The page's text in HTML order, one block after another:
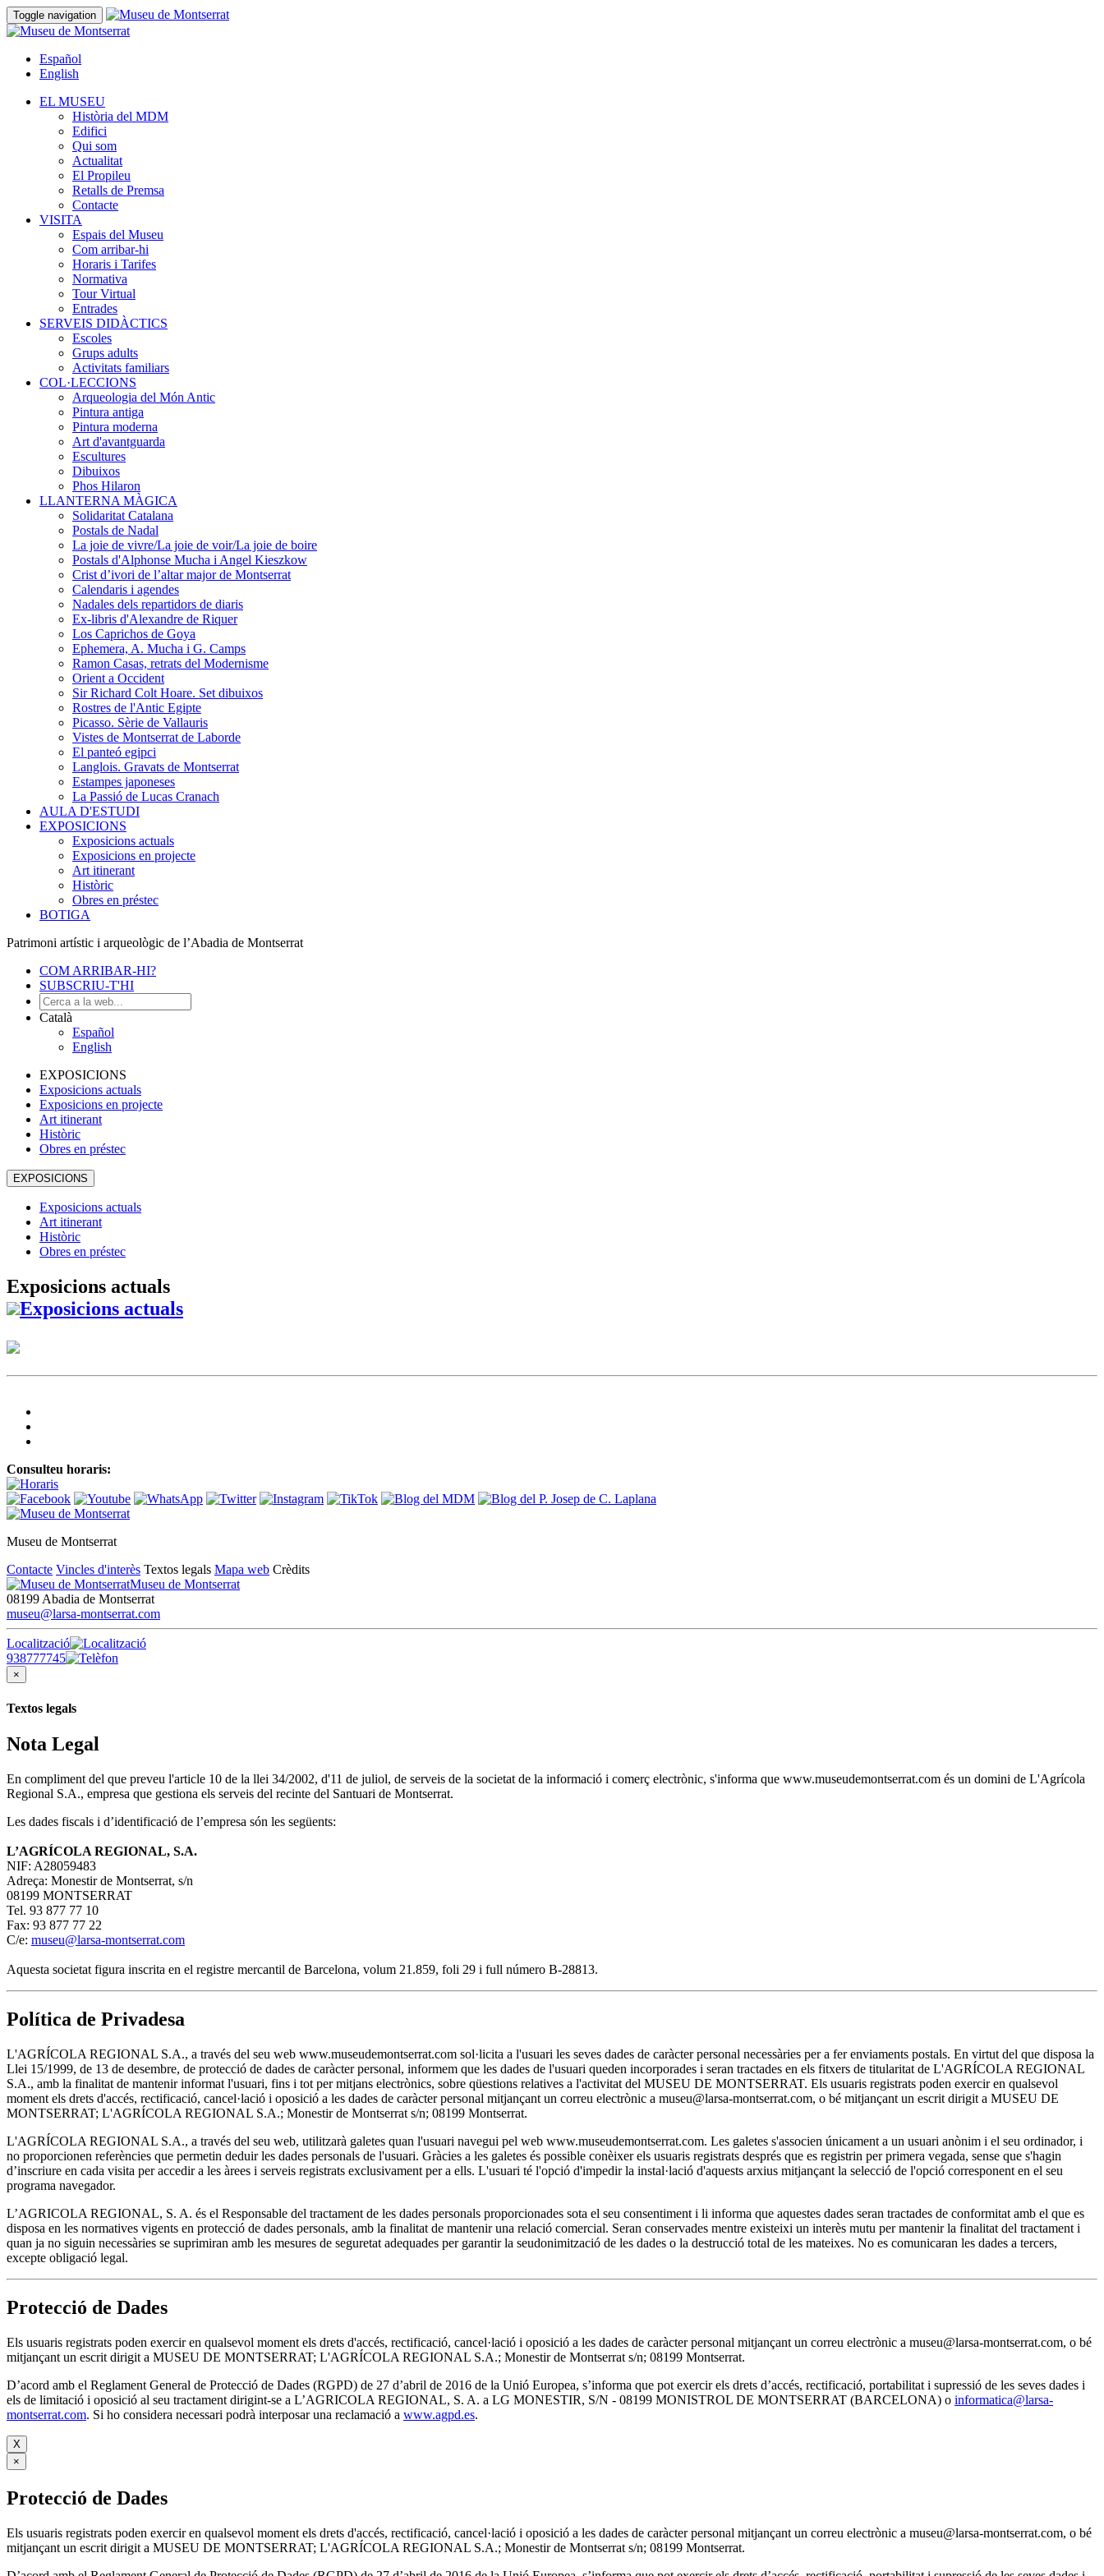
Toggle navigation
Español
English
EL MUSEU
Història del MDM
Edifici
Qui som
Actualitat
El Propileu
Retalls de Premsa
Contacte
VISITA
Espais del Museu
Com arribar-hi
Horaris i Tarifes
Normativa
Tour Virtual
Entrades
SERVEIS DIDÀCTICS
Escoles
Grups adults
Activitats familiars
COL·LECCIONS
Arqueologia del Món Antic
Pintura antiga
Pintura moderna
Art d'avantguarda
Escultures
Dibuixos
Phos Hilaron
LLANTERNA MÀGICA
Solidaritat Catalana
Postals de Nadal
La joie de vivre/La joie de voir/La joie de boire
Postals d'Alphonse Mucha i Angel Kieszkow
Crist d’ivori de l’altar major de Montserrat
Calendaris i agendes
Nadales dels repartidors de diaris
Ex-libris d'Alexandre de Riquer
Los Caprichos de Goya
Ephemera, A. Mucha i G. Camps
Ramon Casas, retrats del Modernisme
Orient a Occident
Sir Richard Colt Hoare. Set dibuixos
Rostres de l'Antic Egipte
Picasso. Sèrie de Vallauris
Vistes de Montserrat de Laborde
El panteó egipci
Langlois. Gravats de Montserrat
Estampes japoneses
La Passió de Lucas Cranach
AULA D'ESTUDI
EXPOSICIONS
Exposicions actuals
Exposicions en projecte
Art itinerant
Històric
Obres en préstec
BOTIGA
Patrimoni artístic i arqueològic de l’Abadia de Montserrat
COM ARRIBAR-HI?
SUBSCRIU-T'HI
Català
Español
English
EXPOSICIONS
Exposicions actuals
Exposicions en projecte
Art itinerant
Històric
Obres en préstec
EXPOSICIONS
Exposicions actuals
Art itinerant
Històric
Obres en préstec
Exposicions actuals
Exposicions actuals
Consulteu horaris:
Museu de Montserrat
Contacte Vincles d'interès Textos legals Mapa web Crèdits
Museu de Montserrat
08199 Abadia de Montserrat
museu@larsa-montserrat.com
Localització
938777745
×
Textos legals
Nota Legal
En compliment del que preveu l'article 10 de la llei 34/2002, d'11 de juliol, de serveis de la societat de la informació i comerç electrònic, s'informa que www.museudemontserrat.com és un domini de L'Agrícola
Regional S.A., empresa que gestiona els serveis del recinte del Santuari de Montserrat.
Les dades fiscals i d’identificació de l’empresa són les següents:
L’AGRÍCOLA REGIONAL, S.A.
NIF: A28059483
Adreça: Monestir de Montserrat, s/n
08199 MONTSERRAT
Tel. 93 877 77 10
Fax: 93 877 77 22
C/e: museu@larsa-montserrat.com
Aquesta societat figura inscrita en el registre mercantil de Barcelona, volum 21.859, foli 29 i full número B-28813.
Política de Privadesa
L'AGRÍCOLA REGIONAL S.A., a través del seu web www.museudemontserrat.com sol·licita a l'usuari les seves dades de caràcter personal necessàries per a fer enviaments postals. En virtut del que disposa la
Llei 15/1999, de 13 de desembre, de protecció de dades de caràcter personal, informem que les dades de l'usuari queden incorporades i seran tractades en els fitxers de titularitat de L'AGRÍCOLA REGIONAL
S.A., amb la finalitat de mantenir informat l'usuari, fins i tot per mitjans electrònics, sobre qüestions relatives a l'activitat del MUSEU DE MONTSERRAT. Els usuaris registrats poden exercir en qualsevol
moment els drets d'accés, rectificació, cancel·lació i oposició a les dades de caràcter personal mitjançant un correu electrònic a museu@larsa-montserrat.com, o bé mitjançant un escrit dirigit a MUSEU DE
MONTSERRAT; L'AGRÍCOLA REGIONAL S.A.; Monestir de Montserrat s/n; 08199 Montserrat.
L'AGRÍCOLA REGIONAL S.A., a través del seu web, utilitzarà galetes quan l'usuari navegui pel web www.museudemontserrat.com. Les galetes s'associen únicament a un usuari anònim i el seu ordinador, i
no proporcionen referències que permetin deduir les dades personals de l'usuari. Gràcies a les galetes és possible conèixer els usuaris registrats després que es registrin per primera vegada, sense que s'hagin
d’inscriure en cada visita per accedir a les àrees i serveis registrats exclusivament per a ells. L'usuari té l'opció d'impedir la instal·lació d'aquests arxius mitjançant la selecció de l'opció corresponent en el seu
programa navegador.
L’AGRICOLA REGIONAL, S. A. és el Responsable del tractament de les dades personals proporcionades sota el seu consentiment i li informa que aquestes dades seran tractades de conformitat amb el que es
disposa en les normatives vigents en protecció de dades personals, amb la finalitat de mantenir una relació comercial. Seran conservades mentre existeixi un interès mutu per mantenir la finalitat del tractament i
quan ja no siguin necessàries se suprimiran amb les mesures de seguretat adequades per garantir la seudonimització de les dades o la destrucció total de les mateixes. No es comunicaran les dades a tercers,
excepte obligació legal.
Protecció de Dades
Els usuaris registrats poden exercir en qualsevol moment els drets d'accés, rectificació, cancel·lació i oposició a les dades de caràcter personal mitjançant un correu electrònic a museu@larsa-montserrat.com, o bé
mitjançant un escrit dirigit a MUSEU DE MONTSERRAT; L'AGRÍCOLA REGIONAL S.A.; Monestir de Montserrat s/n; 08199 Montserrat.
D’acord amb el Reglament General de Protecció de Dades (RGPD) de 27 d’abril de 2016 de la Unió Europea, s’informa que pot exercir els drets d’accés, rectificació, portabilitat i supressió de les seves dades i
els de limitació i oposició al seu tractament dirigint-se a L’AGRICOLA REGIONAL, S. A. a LG MONESTIR, S/N - 08199 MONISTROL DE MONTSERRAT (BARCELONA) o informatica@larsa-
montserrat.com. Si ho considera necessari podrà interposar una reclamació a www.agpd.es.
X
×
Protecció de Dades
Els usuaris registrats poden exercir en qualsevol moment els drets d'accés, rectificació, cancel·lació i oposició a les dades de caràcter personal mitjançant un correu electrònic a museu@larsa-montserrat.com, o bé
mitjançant un escrit dirigit a MUSEU DE MONTSERRAT; L'AGRÍCOLA REGIONAL S.A.; Monestir de Montserrat s/n; 08199 Montserrat.